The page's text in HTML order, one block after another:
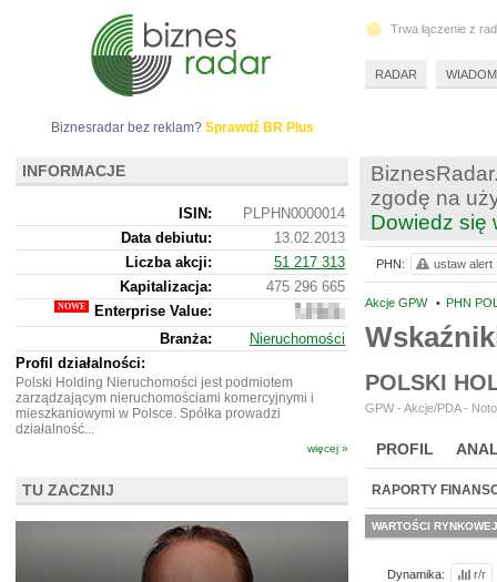
zgodę na
Dowiedz się
Akcje GPW • PHN
POLSKI
GPW - Akcje/PDA -
PROFIL
BR LAB
RAPORTY
WARTOŚCI RYNKOWEJ
Dynamika: r/r
PHN: ustaw alert
Biznesradar bez reklam? Sprawdź BR Plus
INFORMACJE
ISIN:
PLPHN0000014
Data debiutu:
13.02.2013
Liczba akcji:
51 217 313
Kapitalizacja:
475 296 665
Enterprise Value:
2
257
096
Branża:
Nieruchomości
Profil działalności:
Polski Holding Nieruchomości jest podmiotem
zarządzającym nieruchomościami komercyjnymi i
mieszkaniowymi w Polsce. Spółka prowadzi
działalność...
więcej »
TU ZACZNIJ
Trwa łączenie z
RADAR